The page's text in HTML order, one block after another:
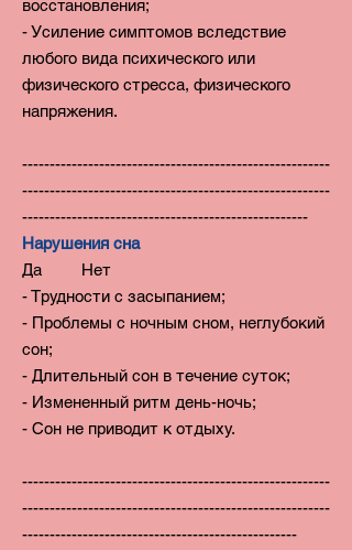
восстановления;
- Усиление симптомов вследствие
любого вида психического или
физического стресса, физического
напряжения.
--------------------------------------------------------
--------------------------------------------------------
----------------------------------------------------
Нарушения сна
Да Нет
- Трудности с засыпанием;
- Проблемы с ночным сном, неглубокий
сон;
- Длительный сон в течение суток;
- Измененный ритм день-ночь;
- Сон не приводит к отдыху.
--------------------------------------------------------
--------------------------------------------------------
--------------------------------------------------